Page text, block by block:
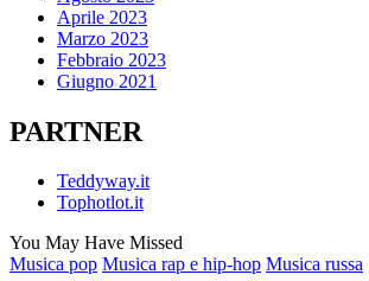
Aprile 2023
Marzo 2023
Febbraio 2023
Giugno 2021
PARTNER
Teddyway.it
Tophotlot.it
You May Have Missed
Posted
Musica pop Musica rap e hip-hop Musica russa